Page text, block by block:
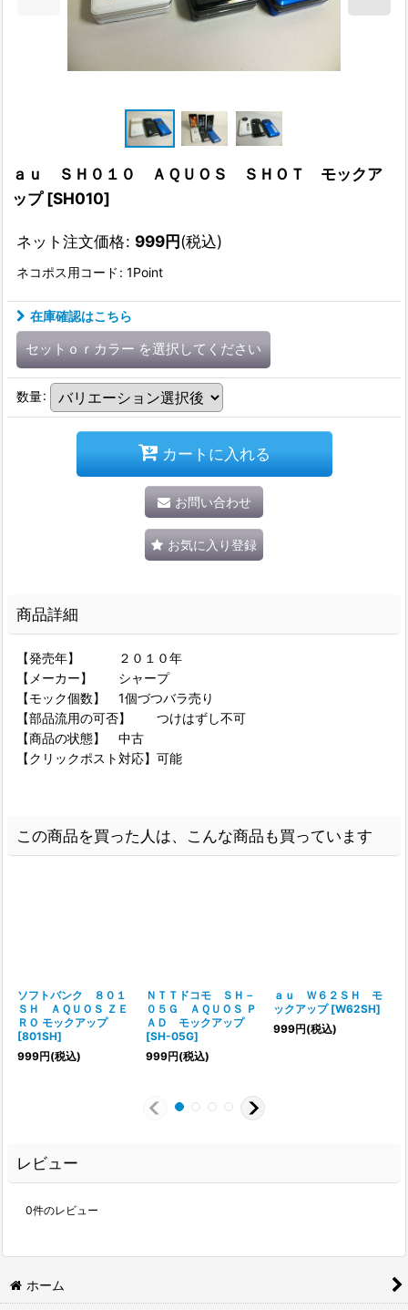
ａｕ ＳＨ０１０ ＡＱＵＯＳ ＳＨＯＴ モックア
ップ [SH010]
ネット注文価格: 999円(税込)
ネコポス用コード : 1Point
在庫確認はこちら
セットｏｒカラー を選択してください
数量:
カートに入れる
お問い合わせ
お気に入り登録
商品詳細
【発売年】 ２０１０年
【メーカー】 シャープ
【モック個数】 1個づつバラ売り
【部品流用の可否】 つけはずし不可
【商品の状態】 中古
【クリックポスト対応】可能
この商品を買った人は、こんな商品も買っています
ソフトバンク ８０１
ＳＨ ＡＱＵＯＳ ＺＥ
ＲＯ モックアップ
[801SH]
999円(税込)
ＮＴＴドコモ ＳＨ－
０５Ｇ ＡＱＵＯＳ Ｐ
ＡＤ モックアップ
[SH-05G]
999円(税込)
ａｕ Ｗ６２ＳＨ モ
ックアップ [W62SH]
999円(税込)
レビュー
0件のレビュー
ホーム